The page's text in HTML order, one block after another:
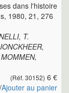
dans l'histoire
1980, 21, 276
T.
(Réf. 30152) 6 €
/Ajouter au panier